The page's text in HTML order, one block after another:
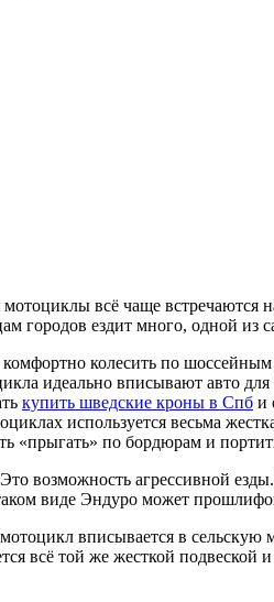
мотоциклы всё чаще встречаются
городов ездит много, одной из
колесить по
идеально вписывают авто
купить шведские кроны в Спб и
используется весьма
«прыгать» по бордюрам и
возможность агрессивной
виде Эндуро может
вписывается в
всё той же жесткой